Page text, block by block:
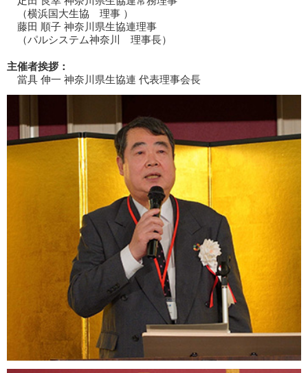
（横浜国大生協 理事 ）
藤田 順子 神奈川県生協連理事
（パルシステム神奈川 理事長）
主催者挨拶：
當具 伸一 神奈川県生協連 代表理事会長